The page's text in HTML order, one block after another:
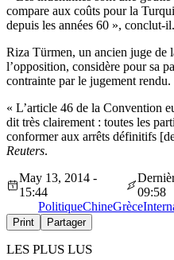
compare aux coûts pour la
depuis les années 60 », conclut-il.
Riza Türmen, un ancien juge de
l’opposition, considère pour sa
contrainte par le jugement rendu.
« L’article 46 de la Convention
dit très clairement : toutes les
conformer aux arrêts définitifs
Reuters.
May 13, 2014 -
15:44
09:58
PolitiqueChineGrèce
Print Partager
LES PLUS LUS